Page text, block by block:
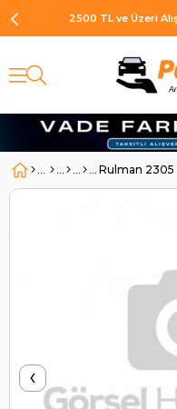
2500 TL ve Üzeri
Rulman 2305
‹